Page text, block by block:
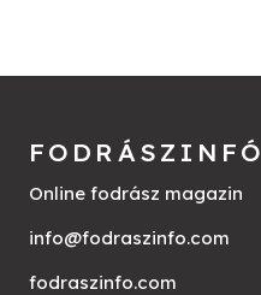
FODRÁSZINFÓ
Online fodrász magazin
info@fodraszinfo.com
fodraszinfo.com